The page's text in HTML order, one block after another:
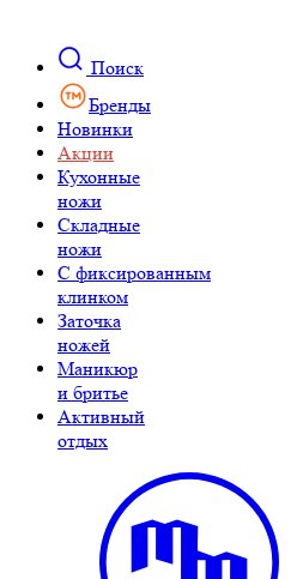
Поиск
Бренды
Новинки
Акции
Кухонные
ножи
Складные
ножи
C фиксированным
клинком
Заточка
ножей
Маникюр
и бритье
Активный
отдых